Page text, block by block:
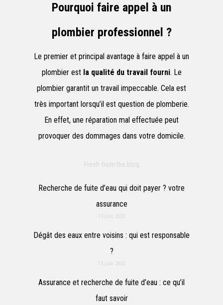
Pourquoi faire appel à un
plombier professionnel ?
Le premier et principal avantage à faire appel à un
plombier est la qualité du travail fourni. Le
plombier garantit un travail impeccable. Cela est
très important lorsqu’il est question de plomberie.
En effet, une réparation mal effectuée peut
provoquer des dommages dans votre domicile.
Fresh from the blog
Recherche de fuite d’eau qui doit payer ? votre
assurance
13 juin 2023
Dégât des eaux entre voisins : qui est responsable
?
13 juin 2023
Assurance et recherche de fuite d’eau : ce qu’il
faut savoir